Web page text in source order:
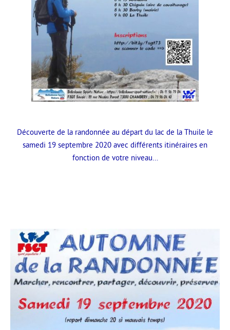
Découverte de la randonnée au départ du lac de la Thuile le
samedi 19 septembre 2020 avec différents itinéraires en
fonction de votre niveau…